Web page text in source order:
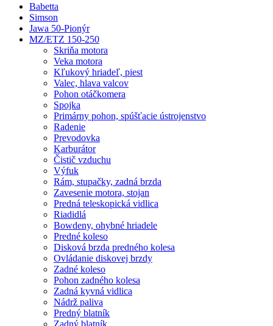
Babetta
Simson
Jawa 50-Pionýr
MZ/ETZ 150-250
Skriňa motora
Veka motora
Kľukový hriadeľ, piest
Valec, hlava valcov
Pohon otáčkomera
Spojka
Primárny pohon, spúšťacie ústrojenstvo
Radenie
Prevodovka
Karburátor
Čistič vzduchu
Výfuk
Rám, stupačky, zadná brzda
Zavesenie motora, stojan
Predná teleskopická vidlica
Riadidlá
Bowdeny, ohybné hriadele
Predné koleso
Disková brzda predného kolesa
Ovládanie diskovej brzdy
Zadné koleso
Pohon zadného kolesa
Zadná kyvná vidlica
Nádrž paliva
Predný blatník
Zadný blatník